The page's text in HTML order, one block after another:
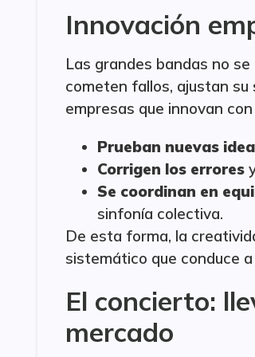
Innovación
Las grandes bandas no
cometen fallos, ajustan
empresas que innovan
Prueban nuevas
Corrigen los errores
Se coordinan en
sinfonía colectiva.
De esta forma, la
sistemático que conduce
El concierto:
mercado